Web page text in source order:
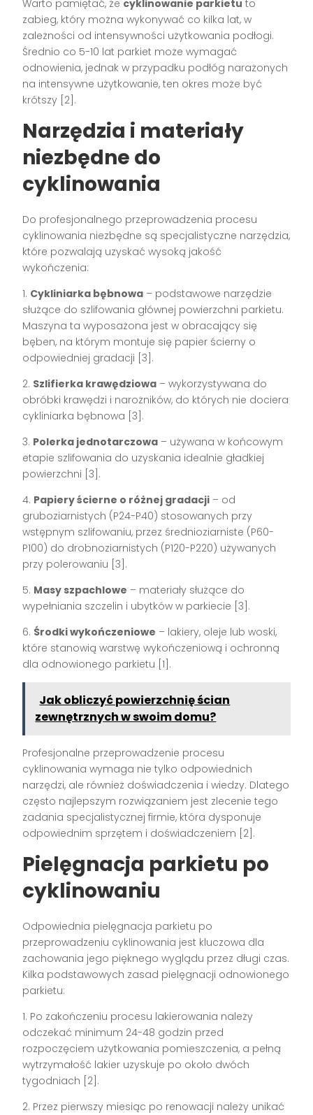
Warto pamiętać, że cyklinowanie parkietu to
zabieg, który można wykonywać co kilka lat, w
zależności od intensywności użytkowania podłogi.
Średnio co 5-10 lat parkiet może wymagać
odnowienia, jednak w przypadku podłóg narażonych
na intensywne użytkowanie, ten okres może być
krótszy [2].
Narzędzia i materiały
niezbędne do
cyklinowania
Do profesjonalnego przeprowadzenia procesu
cyklinowania niezbędne są specjalistyczne narzędzia,
które pozwalają uzyskać wysoką jakość
wykończenia:
1. Cykliniarka bębnowa – podstawowe narzędzie
służące do szlifowania głównej powierzchni parkietu.
Maszyna ta wyposażona jest w obracający się
bęben, na którym montuje się papier ścierny o
odpowiedniej gradacji [3].
2. Szlifierka krawędziowa – wykorzystywana do
obróbki krawędzi i narożników, do których nie dociera
cykliniarka bębnowa [3].
3. Polerka jednotarczowa – używana w końcowym
etapie szlifowania do uzyskania idealnie gładkiej
powierzchni [3].
4. Papiery ścierne o różnej gradacji – od
gruboziarnistych (P24-P40) stosowanych przy
wstępnym szlifowaniu, przez średnioziarniste (P60-
P100) do drobnoziarnistych (P120-P220) używanych
przy polerowaniu [3].
5. Masy szpachlowe – materiały służące do
wypełniania szczelin i ubytków w parkiecie [3].
6. Środki wykończeniowe – lakiery, oleje lub woski,
które stanowią warstwę wykończeniową i ochronną
dla odnowionego parkietu [1].
Jak obliczyć powierzchnię ścian
zewnętrznych w swoim domu?
Profesjonalne przeprowadzenie procesu
cyklinowania wymaga nie tylko odpowiednich
narzędzi, ale również doświadczenia i wiedzy. Dlatego
często najlepszym rozwiązaniem jest zlecenie tego
zadania specjalistycznej firmie, która dysponuje
odpowiednim sprzętem i doświadczeniem [2].
Pielęgnacja parkietu po
cyklinowaniu
Odpowiednia pielęgnacja parkietu po
przeprowadzeniu cyklinowania jest kluczowa dla
zachowania jego pięknego wyglądu przez długi czas.
Kilka podstawowych zasad pielęgnacji odnowionego
parkietu:
1. Po zakończeniu procesu lakierowania należy
odczekać minimum 24-48 godzin przed
rozpoczęciem użytkowania pomieszczenia, a pełną
wytrzymałość lakier uzyskuje po około dwóch
tygodniach [2].
2. Przez pierwszy miesiąc po renowacji należy unikać